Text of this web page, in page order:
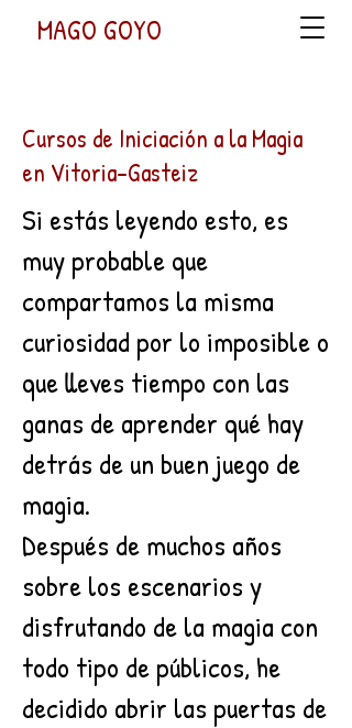
MAGO GOYO
Cursos de Iniciación a la Magia
en Vitoria-Gasteiz
Si estás leyendo esto, es
muy probable que
compartamos la misma
curiosidad por lo imposible o
que lleves tiempo con las
ganas de aprender qué hay
detrás de un buen juego de
magia.
Después de muchos años
sobre los escenarios y
disfrutando de la magia con
todo tipo de públicos, he
decidido abrir las puertas de